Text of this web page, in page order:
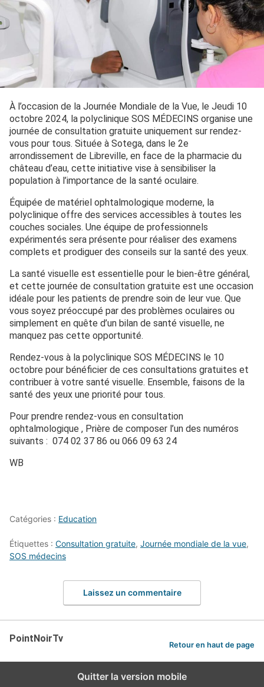
À l’occasion de la Journée Mondiale de la Vue, le Jeudi 10
octobre 2024, la polyclinique SOS MÉDECINS organise une
journée de consultation gratuite uniquement sur rendez-
vous pour tous. Située à Sotega, dans le 2e
arrondissement de Libreville, en face de la pharmacie du
château d’eau, cette initiative vise à sensibiliser la
population à l’importance de la santé oculaire.
Équipée de matériel ophtalmologique moderne, la
polyclinique offre des services accessibles à toutes les
couches sociales. Une équipe de professionnels
expérimentés sera présente pour réaliser des examens
complets et prodiguer des conseils sur la santé des yeux.
La santé visuelle est essentielle pour le bien-être général,
et cette journée de consultation gratuite est une occasion
idéale pour les patients de prendre soin de leur vue. Que
vous soyez préoccupé par des problèmes oculaires ou
simplement en quête d’un bilan de santé visuelle, ne
manquez pas cette opportunité.
Rendez-vous à la polyclinique SOS MÉDECINS le 10
octobre pour bénéficier de ces consultations gratuites et
contribuer à votre santé visuelle. Ensemble, faisons de la
santé des yeux une priorité pour tous.
Pour prendre rendez-vous en consultation
ophtalmologique , Prière de composer l’un des numéros
suivants : 074 02 37 86 ou 066 09 63 24
WB
Catégories : Education
Étiquettes : Consultation gratuite, Journée mondiale de la vue,
SOS médecins
Laissez un commentaire
PointNoirTv
Retour en haut de page
Quitter la version mobile